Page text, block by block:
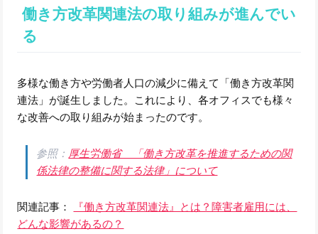
働き方改革関連法の取り組みが進んでい
る
多様な働き方や労働者人口の減少に備えて「働き方改革関
連法」が誕生しました。これにより、各オフィスでも様々
な改善への取り組みが始まったのです。
参照： 厚生労働省 「働き方改革を推進するための関
係法律の整備に関する法律」について
関連記事：
『働き方改革関連法』とは？障害者雇用には、
どんな影響があるの？